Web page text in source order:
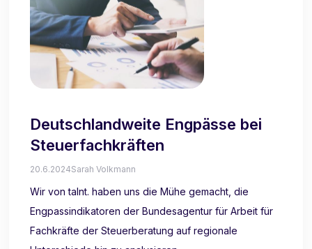
Deutschlandweite Engpässe bei
Steuerfachkräften
20.6.2024Sarah Volkmann
Wir von talnt. haben uns die Mühe gemacht, die
Engpassindikatoren der Bundesagentur für Arbeit für
Fachkräfte der Steuerberatung auf regionale